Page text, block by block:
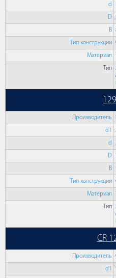
d
D
B
Тип конструкции
Материал
Тип
Производитель
d1
d
D
B
Тип конструкции
Материал
Тип
CR
Производитель
d1